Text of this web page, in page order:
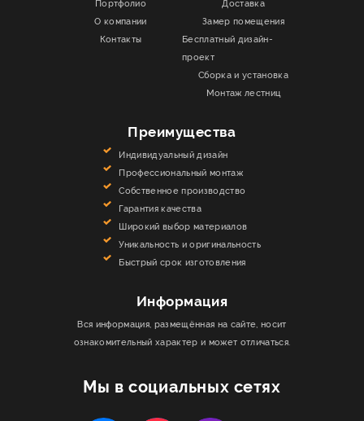
Мы в социальных сетях
Портфолио
О компании
Контакты
Доставка
Замер помещения
Бесплатный дизайн-
проект
Сборка и установка
Монтаж лестниц
Преимущества
Индивидуальный дизайн
Профессиональный монтаж
Собственное производство
Гарантия качества
Широкий выбор материалов
Уникальность и оригинальность
Быстрый срок изготовления
Информация
Вся информация, размещённая на сайте, носит
ознакомительный характер и может отличаться.